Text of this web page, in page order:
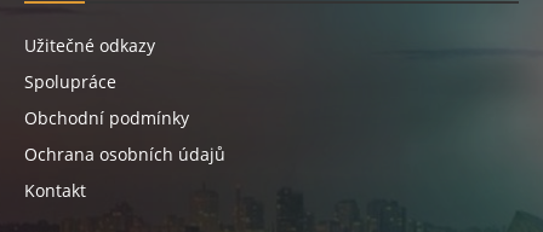
Užitečné odkazy
Spolupráce
Obchodní podmínky
Ochrana osobních údajů
Kontakt